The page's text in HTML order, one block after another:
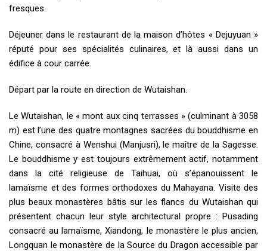
fresques.
Déjeuner dans le restaurant de la maison d’hôtes « Dejuyuan »
réputé pour ses spécialités culinaires, et là aussi dans un
édifice à cour carrée.
Départ par la route en direction de Wutaishan.
Le Wutaishan, le « mont aux cinq terrasses » (culminant à 3058
m) est l’une des quatre montagnes sacrées du bouddhisme en
Chine, consacré à Wenshui (Manjusri), le maître de la Sagesse.
Le bouddhisme y est toujours extrêmement actif, notamment
dans la cité religieuse de Taihuai, où s’épanouissent le
lamaïsme et des formes orthodoxes du Mahayana. Visite des
plus beaux monastères bâtis sur les flancs du Wutaishan qui
présentent chacun leur style architectural propre : Pusading
consacré au lamaïsme, Xiandong, le monastère le plus ancien,
Longquan le monastère de la Source du Dragon accessible par